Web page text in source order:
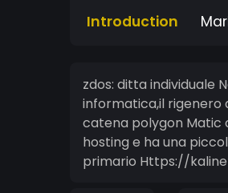
Introduction
zdos: ditta individuale Nasce nel 2019 dalla passione per la tecnologia e della sicurezza
informatica,il rigenero
catena polygon Matic
hosting e ha una
primario Https://